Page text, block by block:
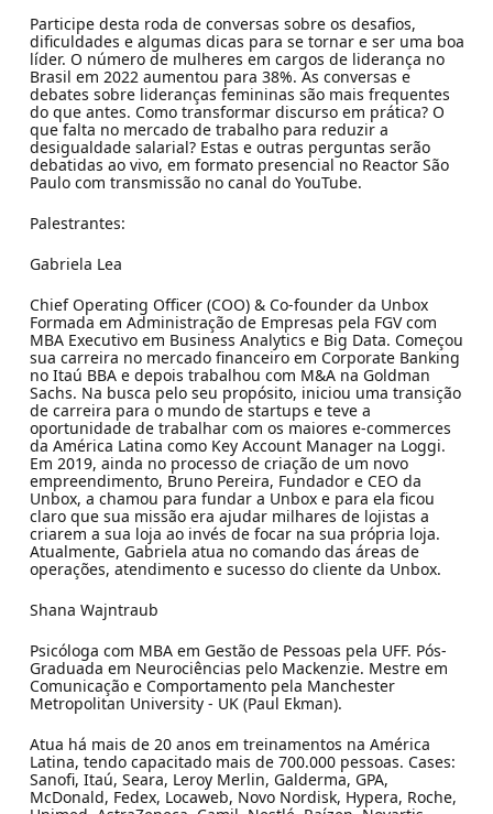
Participe desta roda de conversas sobre os desafios,
dificuldades e algumas dicas para se tornar e ser uma boa
líder. O número de mulheres em cargos de liderança no
Brasil em 2022 aumentou para 38%. As conversas e
debates sobre lideranças femininas são mais frequentes
do que antes. Como transformar discurso em prática? O
que falta no mercado de trabalho para reduzir a
desigualdade salarial? Estas e outras perguntas serão
debatidas ao vivo, em formato presencial no Reactor São
Paulo com transmissão no canal do YouTube.
Palestrantes:
Gabriela Lea
Chief Operating Officer (COO) & Co-founder da Unbox
Formada em Administração de Empresas pela FGV com
MBA Executivo em Business Analytics e Big Data. Começou
sua carreira no mercado financeiro em Corporate Banking
no Itaú BBA e depois trabalhou com M&A na Goldman
Sachs. Na busca pelo seu propósito, iniciou uma transição
de carreira para o mundo de startups e teve a
oportunidade de trabalhar com os maiores e-commerces
da América Latina como Key Account Manager na Loggi.
Em 2019, ainda no processo de criação de um novo
empreendimento, Bruno Pereira, Fundador e CEO da
Unbox, a chamou para fundar a Unbox e para ela ficou
claro que sua missão era ajudar milhares de lojistas a
criarem a sua loja ao invés de focar na sua própria loja.
Atualmente, Gabriela atua no comando das áreas de
operações, atendimento e sucesso do cliente da Unbox.
Shana Wajntraub
Psicóloga com MBA em Gestão de Pessoas pela UFF. Pós-
Graduada em Neurociências pelo Mackenzie. Mestre em
Comunicação e Comportamento pela Manchester
Metropolitan University - UK (Paul Ekman).
Atua há mais de 20 anos em treinamentos na América
Latina, tendo capacitado mais de 700.000 pessoas. Cases:
Sanofi, Itaú, Seara, Leroy Merlin, Galderma, GPA,
McDonald, Fedex, Locaweb, Novo Nordisk, Hypera, Roche,